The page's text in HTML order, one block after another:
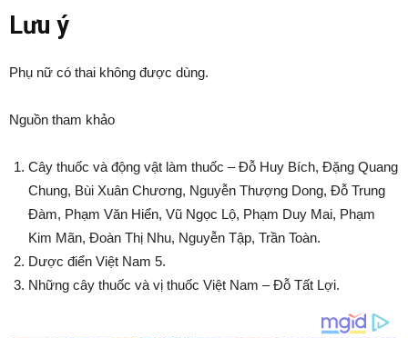
Lưu ý
Phụ nữ có thai không được dùng.
Nguồn tham khảo
Cây thuốc và động vật làm thuốc – Đỗ Huy Bích, Đặng Quang
Chung, Bùi Xuân Chương, Nguyễn Thượng Dong, Đỗ Trung
Đàm, Phạm Văn Hiển, Vũ Ngọc Lộ, Phạm Duy Mai, Phạm
Kim Mãn, Đoàn Thị Nhu, Nguyễn Tập, Trần Toàn.
Dược điển Việt Nam 5.
Những cây thuốc và vị thuốc Việt Nam – Đỗ Tất Lợi.